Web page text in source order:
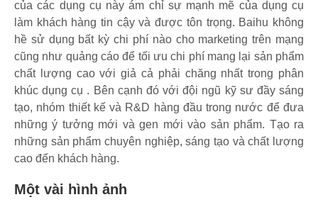
của các dụng cụ này ám chỉ sự mạnh mẽ của dụng cụ
làm khách hàng tin cậy và được tôn trọng. Baihu không
hề sử dụng bất kỳ chi phí nào cho marketing trên mạng
cũng như quảng cáo để tối ưu chi phí mang lại sản phẩm
chất lượng cao với giả cả phải chăng nhất trong phân
khúc dụng cụ . Bên cạnh đó với đội ngũ kỹ sư đầy sáng
tạo, nhóm thiết kế và R&D hàng đầu trong nước để đưa
những ý tưởng mới và gen mới vào sản phẩm. Tạo ra
những sản phẩm chuyên nghiệp, sáng tạo và chất lượng
cao đến khách hàng.
Một vài hình ảnh